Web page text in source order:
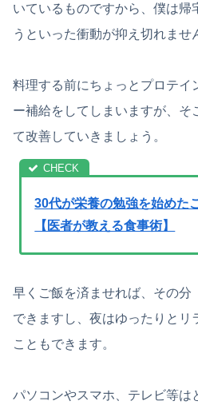
いているものですから、僕は帰
うといった衝動が抑え切れませ
料理する前にちょっとプロテイ
ー補給をしてしまいますが、そ
て改善していきましょう。
30代が栄養の勉強を始めた
【医者が教える食事術】
早くご飯を済ませれば、その分
できますし、夜はゆったりとリ
こともできます。
パソコンやスマホ、テレビ等は